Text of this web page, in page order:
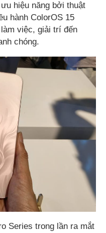
hiệu năng bởi thuật
hành ColorOS 15
việc, giải trí đến
chóng.
Series trong lần ra mắt